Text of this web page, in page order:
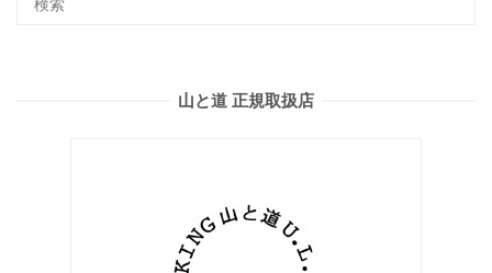
山と道 正規取扱店